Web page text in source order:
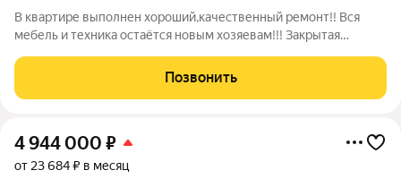
В квартире выполнен хороший,качественный ремонт!! Вся
мебель и техника остаётся новым хозяевам!!! Закрытая
и спортивные площадки, комфортные зелёные парковые
зоны!!!! Инфраструктура в
Позвонить
4 944 000 ₽
от 23 684 ₽ в месяц